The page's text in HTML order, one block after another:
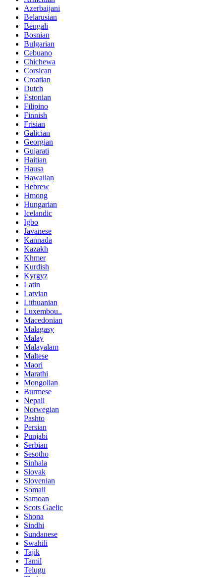
Azerbaijani
Belarusian
Bengali
Bosnian
Bulgarian
Cebuano
Chichewa
Corsican
Croatian
Dutch
Estonian
Filipino
Finnish
Frisian
Galician
Georgian
Gujarati
Haitian
Hausa
Hawaiian
Hebrew
Hmong
Hungarian
Icelandic
Igbo
Javanese
Kannada
Kazakh
Khmer
Kurdish
Kyrgyz
Latin
Latvian
Lithuanian
Luxembou..
Macedonian
Malagasy
Malay
Malayalam
Maltese
Maori
Marathi
Mongolian
Burmese
Nepali
Norwegian
Pashto
Persian
Punjabi
Serbian
Sesotho
Sinhala
Slovak
Slovenian
Somali
Samoan
Scots Gaelic
Shona
Sindhi
Sundanese
Swahili
Tajik
Tamil
Telugu